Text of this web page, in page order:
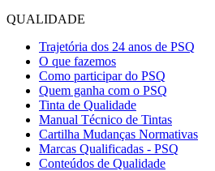
QUALIDADE
Trajetória dos 24 anos de PSQ
O que fazemos
Como participar do PSQ
Quem ganha com o PSQ
Tinta de Qualidade
Manual Técnico de Tintas
Cartilha Mudanças Normativas
Marcas Qualificadas - PSQ
Conteúdos de Qualidade